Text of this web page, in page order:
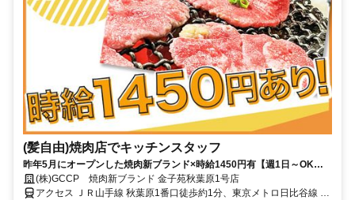
(髪自由)焼肉店でキッチンスタッフ
昨年5月にオープンした焼肉新ブランド×時給1450円有【週1日～OK】
【髪自由・ピアスok】
(株)GCCP 焼肉新ブランド 金子苑秋葉原1号店
アクセス ＪＲ山手線 秋葉原1番口徒歩約1分、東京メトロ日比谷線 秋